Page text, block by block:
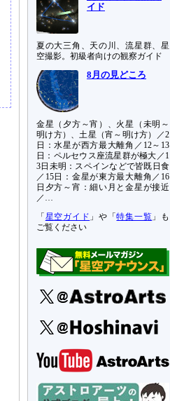
イド
夏の大三角、天の川、流星群、星
空撮影。初級者向けの観察ガイド
8月の見どころ
金星（夕方～宵）、火星（未明～
明け方）、土星（宵～明け方）／2
日：水星が西方最大離角／12～13
日：ペルセウス座流星群が極大／1
3日未明：スペインなどで皆既日食
／15日：金星が東方最大離角／16
日夕方～宵：細い月と金星が接近
／…
「 星空ガイド 」や「特集一覧 」も
ご覧ください